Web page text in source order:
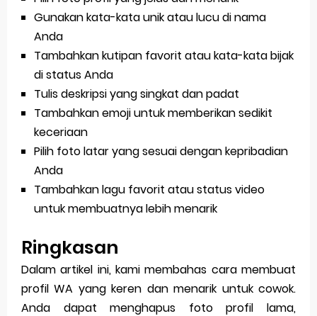
Gunakan kata-kata unik atau lucu di nama
Anda
Tambahkan kutipan favorit atau kata-kata bijak
di status Anda
Tulis deskripsi yang singkat dan padat
Tambahkan emoji untuk memberikan sedikit
keceriaan
Pilih foto latar yang sesuai dengan kepribadian
Anda
Tambahkan lagu favorit atau status video
untuk membuatnya lebih menarik
Ringkasan
Dalam artikel ini, kami membahas cara membuat
profil WA yang keren dan menarik untuk cowok.
Anda dapat menghapus foto profil lama,